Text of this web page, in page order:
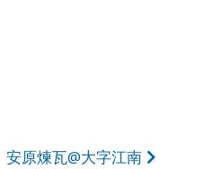
安原煉瓦@大字江南